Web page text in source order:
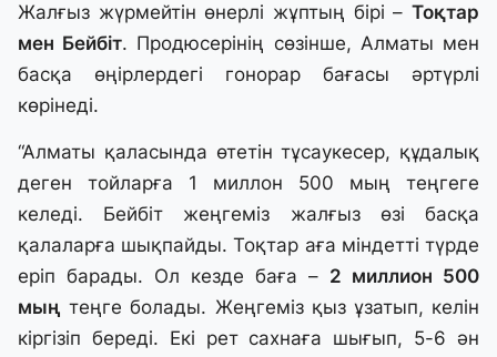
Жалғыз жүрмейтін өнерлі жұптың бірі – Тоқтар
мен Бейбіт. Продюсерінің сөзінше, Алматы мен
басқа өңірлердегі гонорар бағасы әртүрлі
көрінеді.
“Алматы қаласында өтетін тұсаукесер, құдалық
деген тойларға 1 миллон 500 мың теңгеге
келеді. Бейбіт жеңгеміз жалғыз өзі басқа
қалаларға шықпайды. Тоқтар аға міндетті түрде
еріп барады. Ол кезде баға – 2 миллион 500
мың теңге болады. Жеңгеміз қыз ұзатып, келін
кіргізіп береді. Екі рет сахнаға шығып, 5-6 ән